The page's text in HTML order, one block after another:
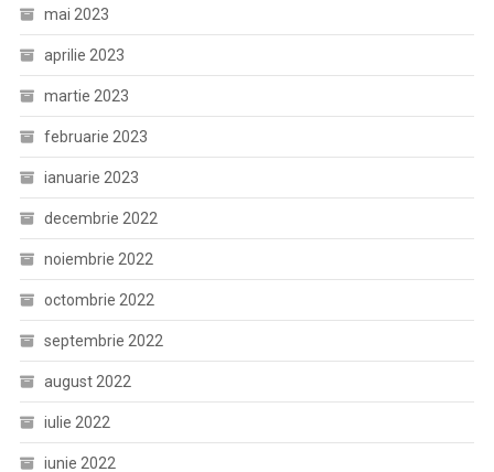
mai 2023
aprilie 2023
martie 2023
februarie 2023
ianuarie 2023
decembrie 2022
noiembrie 2022
octombrie 2022
septembrie 2022
august 2022
iulie 2022
iunie 2022